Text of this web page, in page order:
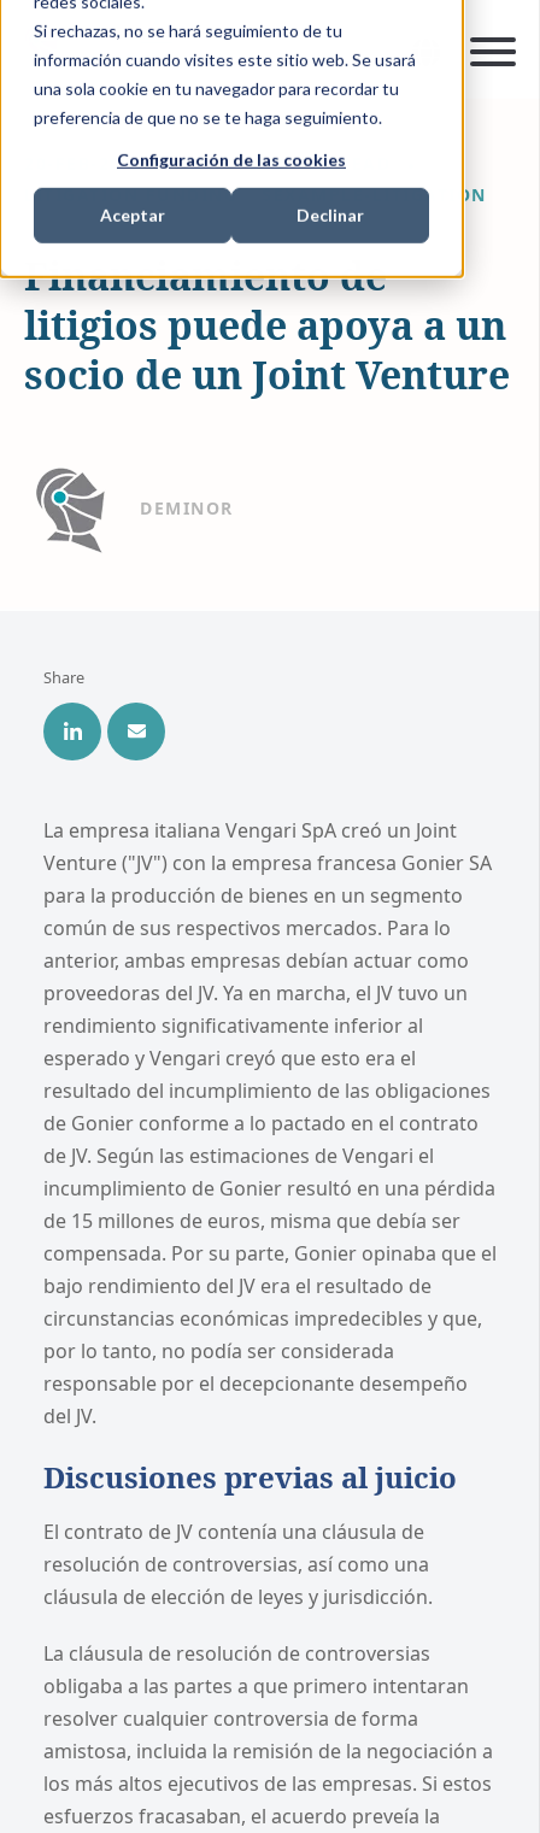
Si rechazas, no se hará seguimiento de tu
información cuando visites este sitio web. Se usará
una sola cookie en tu navegador para recordar tu
preferencia de que no se te haga seguimiento.
Configuración de las cookies
Aceptar Declinar
20-FEB-2019 11:26:00
3 MIN READ
LITIGATION FUNDING
$EXAMPLE-LITIGATION
Financiamiento de
litigios puede apoya a un
socio de un Joint Venture
DEMINOR
Share
La empresa italiana Vengari SpA creó un Joint
Venture ("JV") con la empresa francesa Gonier SA
para la producción de bienes en un segmento
común de sus respectivos mercados. Para lo
anterior, ambas empresas debían actuar como
proveedoras del JV. Ya en marcha, el JV tuvo un
rendimiento significativamente inferior al
esperado y Vengari creyó que esto era el
resultado del incumplimiento de las obligaciones
de Gonier conforme a lo pactado en el contrato
de JV. Según las estimaciones de Vengari el
incumplimiento de Gonier resultó en una pérdida
de 15 millones de euros, misma que debía ser
compensada. Por su parte, Gonier opinaba que el
bajo rendimiento del JV era el resultado de
circunstancias económicas impredecibles y que,
por lo tanto, no podía ser considerada
responsable por el decepcionante desempeño
del JV.
Discusiones previas al juicio
El contrato de JV contenía una cláusula de
resolución de controversias, así como una
cláusula de elección de leyes y jurisdicción.
La cláusula de resolución de controversias
obligaba a las partes a que primero intentaran
resolver cualquier controversia de forma
amistosa, incluida la remisión de la negociación a
los más altos ejecutivos de las empresas. Si estos
esfuerzos fracasaban, el acuerdo preveía la